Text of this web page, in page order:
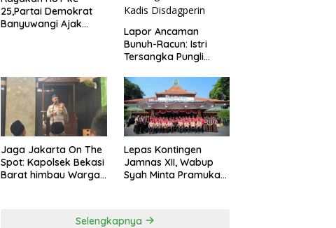
25,Partai Demokrat
Banyuwangi Ajak
Lapor Ancaman
Bunuh-Racun: Istri
Tersangka Pungli
Oknum G Mengaku
Utusan Kadis
Disdagperin
Jaga Jakarta On The
Spot: Kapolsek Bekasi
Barat himbau Warga
Lepas Kontingen
Jamnas XII, Wabup
Syah Minta Pramuka
Selengkapnya